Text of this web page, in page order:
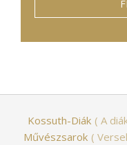
Kossuth-Diák
A
Művészsarok